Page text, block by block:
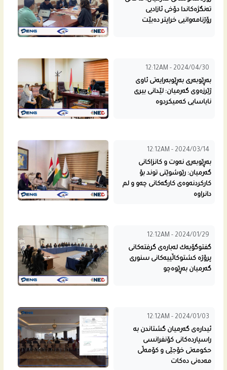
ته‌نگژه‌كاندا دۆخی ئازادیی
رۆژنامه‌وانیی خراپتر ده‌بێت
12:12AM - 2024/04/30
به‌ڕێوبه‌رى به‌ڕێوبه‌رایه‌تى ئاوی
ژێرزه‌وی گه‌رمیان: لێدانى بیری
نایاسایی كه‌میكردوه‌
12:12AM - 2024/03/14
به‌ڕێوبه‌رى نه‌وت و كانزاكانى
گه‌رمیان: رێوشوێنى توند بۆ
كاركردنه‌وه‌ى كارگه‌كانى چه‌و و لم
دانراوه‌
12:12AM - 2024/01/29
گفتوگۆیه‌ك له‌باره‌ى گرفته‌كانى
پرۆژه‌ كشتوكاڵییه‌كانى سنورى
گه‌رمیان به‌ڕێوه‌چو
12:12AM - 2024/01/03
ئیدارەی گەرمیان گشتاندن بە
راسپاردەکانی کۆنفرانسی
حکومەتی خۆجێی و کۆمەڵی
مەدەنی دەکات